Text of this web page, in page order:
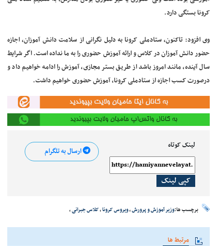
کرونا بستگی دارد.
وی افزود: تاکنون، ستادملی کرونا به دلیل نگرانی از سلامت دانش آموزان، اجازه
حضور دانش آموزان در کلاس و ارائه آموزش حضوری را به ما نداده است. اگر شرایط
سال آینده، مانند امروز باشد از طریق بستر مجازی، آموزش را ادامه خواهیم داد و
درصورت کسب اجازه از ستادملی کرونا، آموزش حضوری خواهیم داشت.
لینک کوتاه
کپی لینک
ارسال به تلگرام
برچسب ها:وزیر آموزش و پرورش،ویروس کرونا،کلاس جبرانی،
مرتبط ها